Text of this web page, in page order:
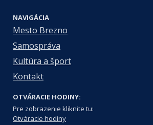
NAVIGÁCIA
Mesto Brezno
Samospráva
Kultúra a šport
Kontakt
OTVÁRACIE HODINY:
Pre zobrazenie kliknite tu:
Otváracie hodiny